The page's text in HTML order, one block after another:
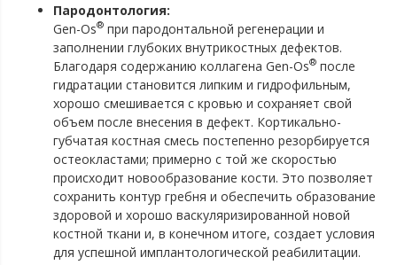
Пародонтология:
Gen-Os® при пародонтальной регенерации и
заполнении глубоких внутрикостных дефектов.
Благодаря содержанию коллагена Gen-Os® после
гидратации становится липким и гидрофильным,
хорошо смешивается с кровью и сохраняет свой
объем после внесения в дефект. Кортикально-
губчатая костная смесь постепенно резорбируется
остеокластами; примерно с той же скоростью
происходит новообразование кости. Это позволяет
сохранить контур гребня и обеспечить образование
здоровой и хорошо васкуляризированной новой
костной ткани и, в конечном итоге, создает условия
для успешной имплантологической реабилитации.